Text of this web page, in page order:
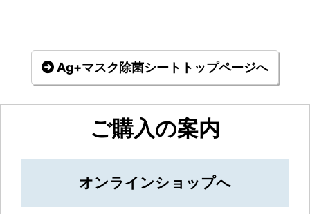
Ag+マスク除菌シートトップページへ
ご購入の案内
オンラインショップへ